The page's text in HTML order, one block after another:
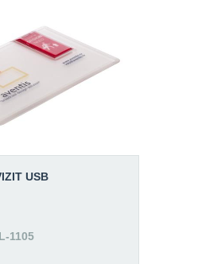
USB
1105